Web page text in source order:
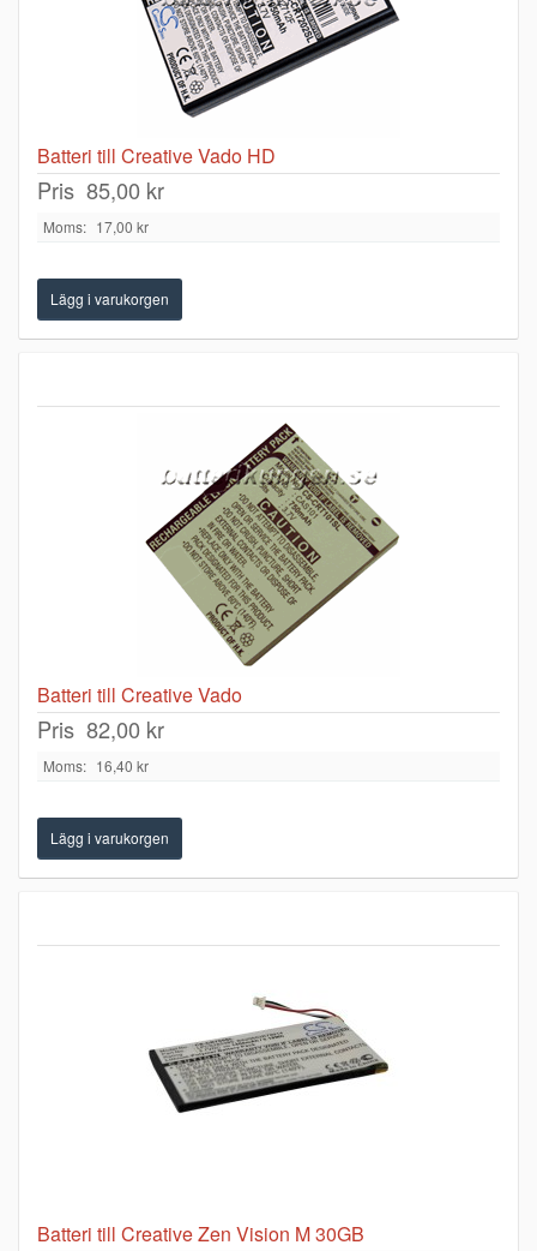
Batteri till Creative Vado HD
Pris 85,00 kr
Moms: 17,00 kr
Batteri till Creative Vado
Pris 82,00 kr
Moms: 16,40 kr
Batteri till Creative Zen Vision M 30GB